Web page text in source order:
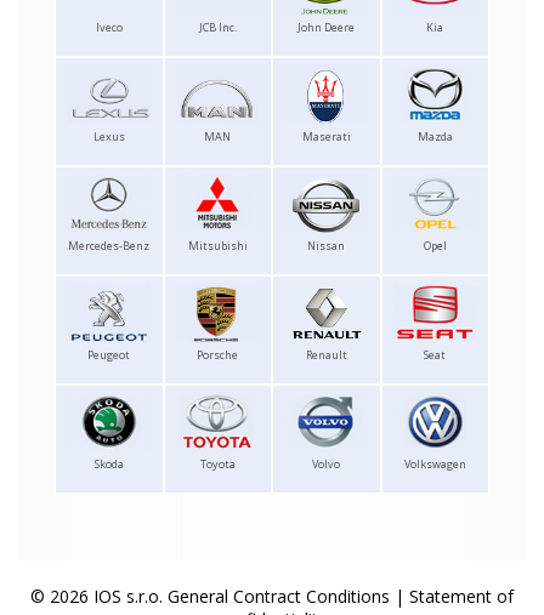
Iveco JCB Inc. John Deere Kia
Lexus MAN Maserati Mazda
Mercedes-Benz Mitsubishi Nissan Opel
Peugeot Porsche Renault Seat
Skoda Toyota Volvo Volkswagen
© 2026 IOS s.r.o. General Contract Conditions | Statement of